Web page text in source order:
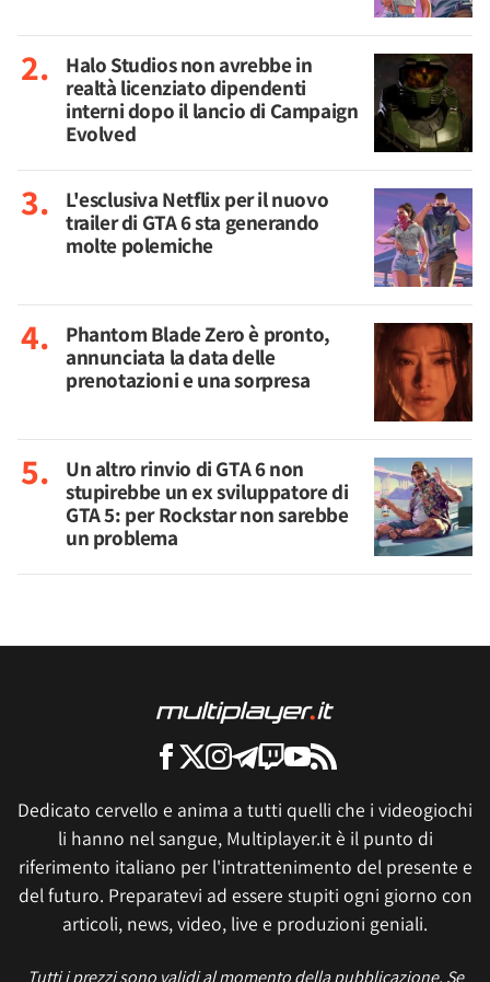
Halo Studios non avrebbe in
realtà licenziato dipendenti
interni dopo il lancio di Campaign
Evolved
L'esclusiva Netflix per il nuovo
trailer di GTA 6 sta generando
molte polemiche
Phantom Blade Zero è pronto,
annunciata la data delle
prenotazioni e una sorpresa
Un altro rinvio di GTA 6 non
stupirebbe un ex sviluppatore di
GTA 5: per Rockstar non sarebbe
un problema
Dedicato cervello e anima a tutti quelli che i videogiochi
li hanno nel sangue, Multiplayer.it è il punto di
riferimento italiano per l'intrattenimento del presente e
del futuro. Preparatevi ad essere stupiti ogni giorno con
articoli, news, video, live e produzioni geniali.
Tutti i prezzi sono validi al momento della pubblicazione. Se